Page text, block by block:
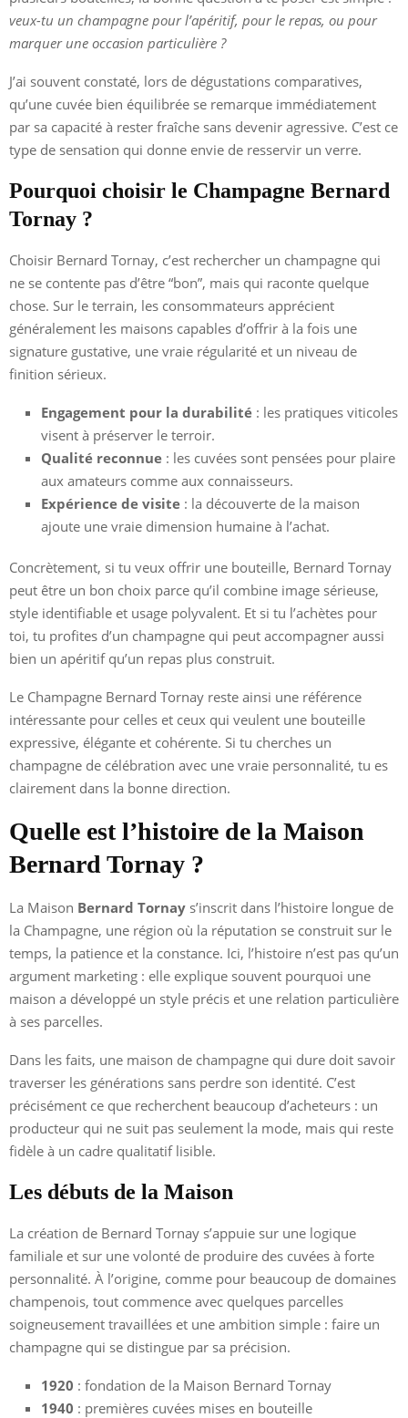
veux-tu un champagne pour l’apéritif, pour le repas, ou pour
marquer une occasion particulière ?
J’ai souvent constaté, lors de dégustations comparatives,
qu’une cuvée bien équilibrée se remarque immédiatement
par sa capacité à rester fraîche sans devenir agressive. C’est ce
type de sensation qui donne envie de resservir un verre.
Pourquoi choisir le Champagne Bernard
Tornay ?
Choisir Bernard Tornay, c’est rechercher un champagne qui
ne se contente pas d’être “bon”, mais qui raconte quelque
chose. Sur le terrain, les consommateurs apprécient
généralement les maisons capables d’offrir à la fois une
signature gustative, une vraie régularité et un niveau de
finition sérieux.
Engagement pour la durabilité : les pratiques viticoles
visent à préserver le terroir.
Qualité reconnue : les cuvées sont pensées pour plaire
aux amateurs comme aux connaisseurs.
Expérience de visite : la découverte de la maison
ajoute une vraie dimension humaine à l’achat.
Concrètement, si tu veux offrir une bouteille, Bernard Tornay
peut être un bon choix parce qu’il combine image sérieuse,
style identifiable et usage polyvalent. Et si tu l’achètes pour
toi, tu profites d’un champagne qui peut accompagner aussi
bien un apéritif qu’un repas plus construit.
Le Champagne Bernard Tornay reste ainsi une référence
intéressante pour celles et ceux qui veulent une bouteille
expressive, élégante et cohérente. Si tu cherches un
champagne de célébration avec une vraie personnalité, tu es
clairement dans la bonne direction.
Quelle est l’histoire de la Maison
Bernard Tornay ?
La Maison Bernard Tornay s’inscrit dans l’histoire longue de
la Champagne, une région où la réputation se construit sur le
temps, la patience et la constance. Ici, l’histoire n’est pas qu’un
argument marketing : elle explique souvent pourquoi une
maison a développé un style précis et une relation particulière
à ses parcelles.
Dans les faits, une maison de champagne qui dure doit savoir
traverser les générations sans perdre son identité. C’est
précisément ce que recherchent beaucoup d’acheteurs : un
producteur qui ne suit pas seulement la mode, mais qui reste
fidèle à un cadre qualitatif lisible.
Les débuts de la Maison
La création de Bernard Tornay s’appuie sur une logique
familiale et sur une volonté de produire des cuvées à forte
personnalité. À l’origine, comme pour beaucoup de domaines
champenois, tout commence avec quelques parcelles
soigneusement travaillées et une ambition simple : faire un
champagne qui se distingue par sa précision.
1920 : fondation de la Maison Bernard Tornay
1940 : premières cuvées mises en bouteille